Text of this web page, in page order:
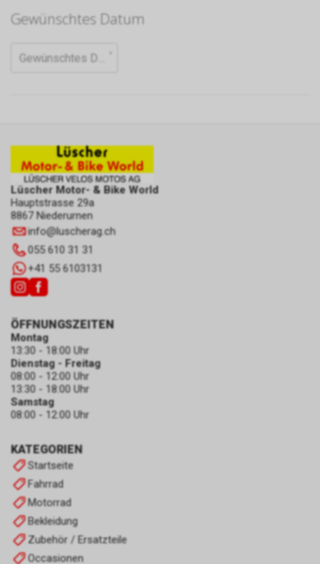
Lüscher Motor- & Bike World
Hauptstrasse 29a
8867 Niederurnen
info@luscherag.ch
055 610 31 31
+41 55 6103131
KATEGORIEN
Startseite
Fahrrad
Motorrad
Bekleidung
Zubehör / Ersatzteile
Occasionen
ÖFFNUNGSZEITEN
Montag
13:30 - 18:00 Uhr
Dienstag - Freitag
08:00 - 12:00 Uhr
13:30 - 18:00 Uhr
Samstag
08:00 - 12:00 Uhr